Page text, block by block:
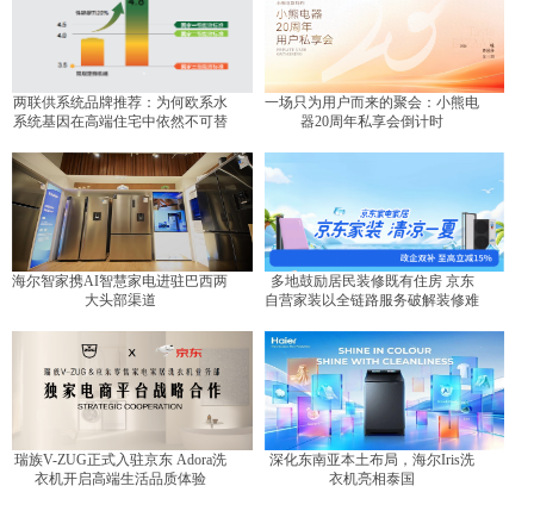
两联供系统品牌推荐：为何欧系水
系统基因在高端住宅中依然不可替
一场只为用户而来的聚会：小熊电
器20周年私享会倒计时
海尔智家携AI智慧家电进驻巴西两
大头部渠道
多地鼓励居民装修既有住房 京东
自营家装以全链路服务破解装修难
瑞族V-ZUG正式入驻京东 Adora洗
衣机开启高端生活品质体验
深化东南亚本土布局，海尔Iris洗
衣机亮相泰国